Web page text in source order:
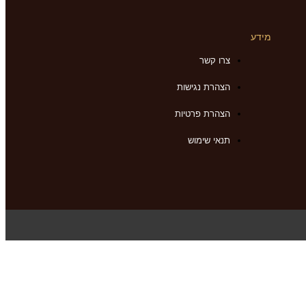
מידע
צרו קשר
הצהרת נגישות
הצהרת פרטיות
תנאי שימוש